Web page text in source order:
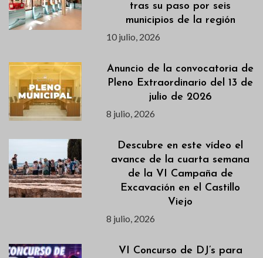
tras su paso por seis
municipios de la región
10 julio, 2026
Anuncio de la convocatoria de
Pleno Extraordinario del 13 de
julio de 2026
8 julio, 2026
Descubre en este vídeo el
avance de la cuarta semana
de la VI Campaña de
Excavación en el Castillo
Viejo
8 julio, 2026
VI Concurso de DJ’s para